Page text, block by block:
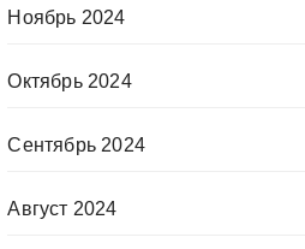
Ноябрь 2024
Октябрь 2024
Сентябрь 2024
Август 2024